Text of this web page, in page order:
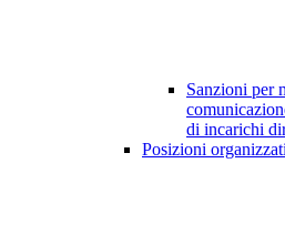
Sanzioni per
di incarichi
Posizioni